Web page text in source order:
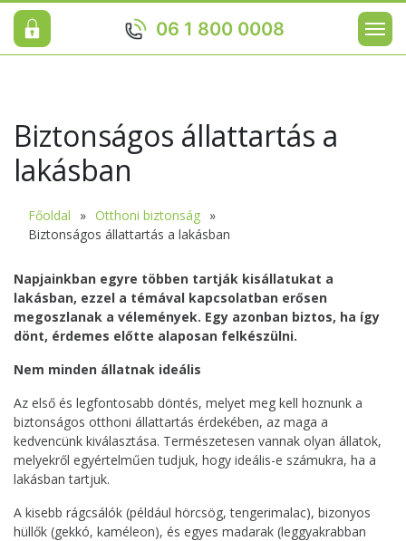
06 1 800 0008
Biztonságos állattartás a
lakásban
Főoldal
Otthoni biztonság
Biztonságos állattartás a lakásban
Napjainkban egyre többen tartják kisállatukat a
lakásban, ezzel a témával kapcsolatban erősen
megoszlanak a vélemények. Egy azonban biztos, ha így
dönt, érdemes előtte alaposan felkészülni.
Nem minden állatnak ideális
Az első és legfontosabb döntés, melyet meg kell hoznunk a
biztonságos otthoni állattartás érdekében, az maga a
kedvencünk kiválasztása. Természetesen vannak olyan állatok,
melyekről egyértelműen tudjuk, hogy ideális-e számukra, ha a
lakásban tartjuk.
A kisebb rágcsálók (például hörcsög, tengerimalac), bizonyos
hüllők (gekkó, kaméleon), és egyes madarak (leggyakrabban